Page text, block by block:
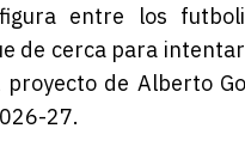
entre los
de cerca para
de Alberto
27.